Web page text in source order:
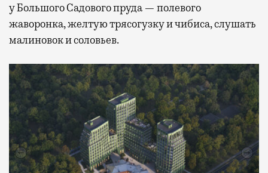
у Большого Садового пруда — полевого
жаворонка, желтую трясогузку и чибиса, слушать
малиновок и соловьев.